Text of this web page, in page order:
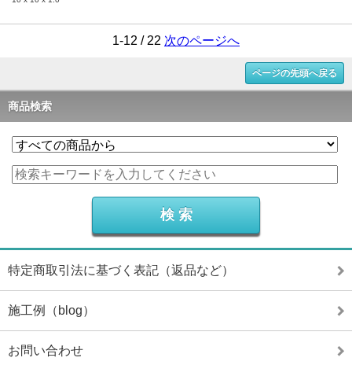
1-12 / 22 次のページへ
ページの先頭へ戻る
商品検索
特定商取引法に基づく表記（返品など）
施工例（blog）
お問い合わせ